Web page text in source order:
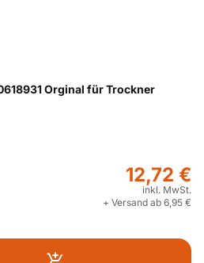
Orginal für Trockner
12,72 €
inkl. MwSt.
+ Versand ab 6,95 €